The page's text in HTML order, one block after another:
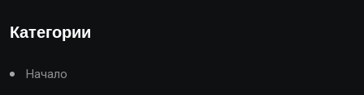
Категории
Начало